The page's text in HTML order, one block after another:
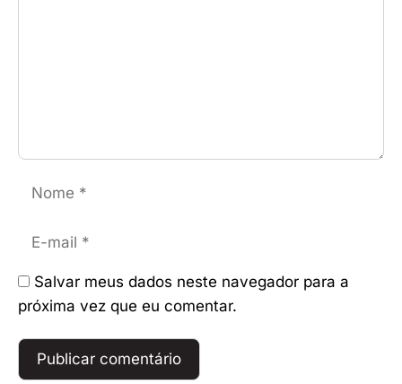
mail
Salvar meus dados neste navegador para a
próxima vez que eu comentar.